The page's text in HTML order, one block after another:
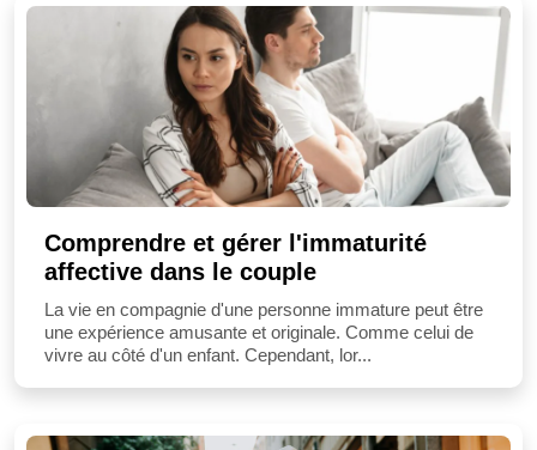
Comprendre et gérer l'immaturité
affective dans le couple
La vie en compagnie d'une personne immature peut être
une expérience amusante et originale. Comme celui de
vivre au côté d'un enfant. Cependant, lor...